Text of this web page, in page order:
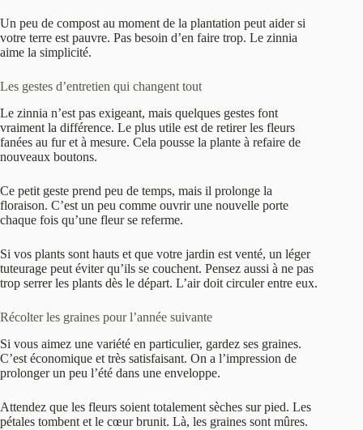
Un peu de compost au moment de la plantation peut aider si
votre terre est pauvre. Pas besoin d’en faire trop. Le zinnia
aime la simplicité.
Les gestes d’entretien qui changent tout
Le zinnia n’est pas exigeant, mais quelques gestes font
vraiment la différence. Le plus utile est de retirer les fleurs
fanées au fur et à mesure. Cela pousse la plante à refaire de
nouveaux boutons.
Ce petit geste prend peu de temps, mais il prolonge la
floraison. C’est un peu comme ouvrir une nouvelle porte
chaque fois qu’une fleur se referme.
Si vos plants sont hauts et que votre jardin est venté, un léger
tuteurage peut éviter qu’ils se couchent. Pensez aussi à ne pas
trop serrer les plants dès le départ. L’air doit circuler entre eux.
Récolter les graines pour l’année suivante
Si vous aimez une variété en particulier, gardez ses graines.
C’est économique et très satisfaisant. On a l’impression de
prolonger un peu l’été dans une enveloppe.
Attendez que les fleurs soient totalement sèches sur pied. Les
pétales tombent et le cœur brunit. Là, les graines sont mûres.